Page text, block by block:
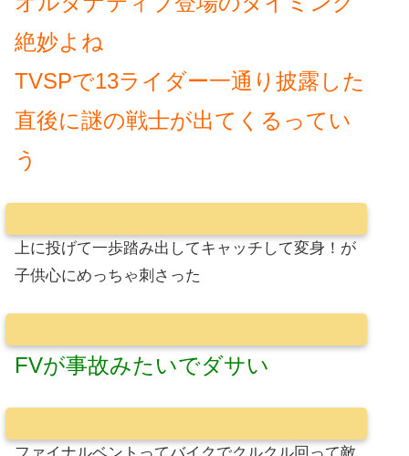
絶妙よね
TVSPで13ライダー一通り披露した
直後に謎の戦士が出てくるってい
う
上に投げて一歩踏み出してキャッチして変身！が
子供心にめっちゃ刺さった
FVが事故みたいでダサい